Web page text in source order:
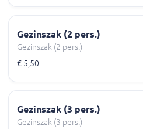
Gezinszak (2 pers.)
Gezinszak (2 pers.)
€ 5,50
Gezinszak (3 pers.)
Gezinszak (3 pers.)